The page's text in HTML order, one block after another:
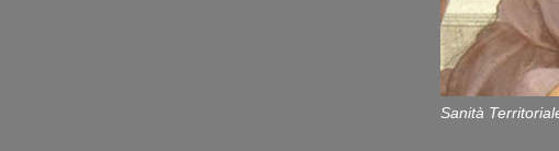
Sanità